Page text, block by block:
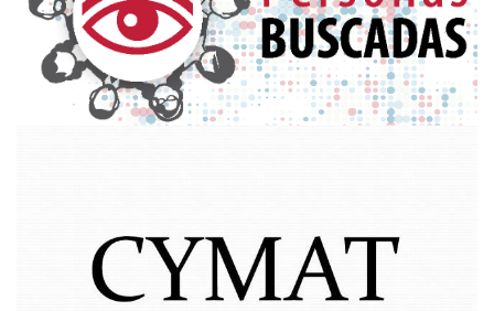
Córdoba 1264 | CP W3400CDT
Corrientes Capital | Provincia de Corrientes
Argentina
(+54) (379) 4231149 / 4231153